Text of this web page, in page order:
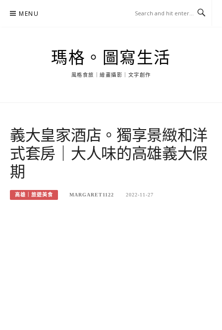
MENU
瑪格。圖寫生活
風格食旅｜繪畫攝影｜文字創作
義大皇家酒店。獨享景緻和洋
式套房｜大人味的高雄義大假
期
高雄｜旅遊美食 MARGARET1122 2022-11-27